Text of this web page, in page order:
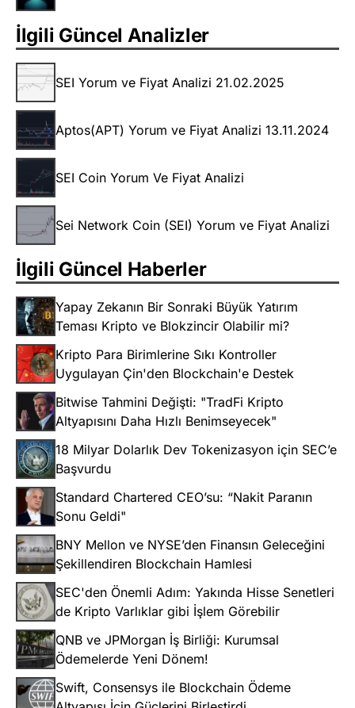
İlgili Güncel Analizler
SEI Yorum ve Fiyat Analizi 21.02.2025
Aptos(APT) Yorum ve Fiyat Analizi 13.11.2024
SEI Coin Yorum Ve Fiyat Analizi
Sei Network Coin (SEI) Yorum ve Fiyat Analizi
İlgili Güncel Haberler
Yapay Zekanın Bir Sonraki Büyük Yatırım
Teması Kripto ve Blokzincir Olabilir mi?
Kripto Para Birimlerine Sıkı Kontroller
Uygulayan Çin'den Blockchain'e Destek
Bitwise Tahmini Değişti: "TradFi Kripto
Altyapısını Daha Hızlı Benimseyecek"
18 Milyar Dolarlık Dev Tokenizasyon için SEC’e
Başvurdu
Standard Chartered CEO’su: “Nakit Paranın
Sonu Geldi"
BNY Mellon ve NYSE’den Finansın Geleceğini
Şekillendiren Blockchain Hamlesi
SEC'den Önemli Adım: Yakında Hisse Senetleri
de Kripto Varlıklar gibi İşlem Görebilir
QNB ve JPMorgan İş Birliği: Kurumsal
Ödemelerde Yeni Dönem!
Swift, Consensys ile Blockchain Ödeme